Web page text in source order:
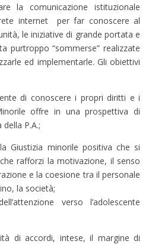
la comunicazione istituzionale
internet per far conoscere al
le iniziative di grande portata e
purtroppo “sommerse” realizzate
ed implementarle. Gli obiettivi
di conoscere i propri diritti e i
offre in una prospettiva di
P.A.;
Giustizia minorile positiva che si
rafforzi la motivazione, il senso
e la coesione tra il personale
la società;
verso l’adolescente
di accordi, intese, il margine di